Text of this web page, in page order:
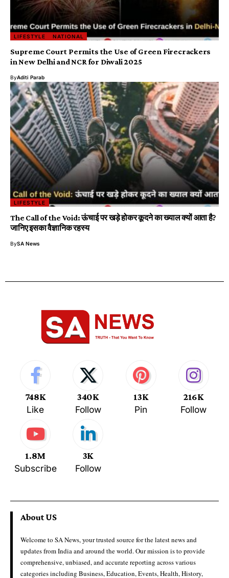
LIFESTYLE NATIONAL
Supreme Court Permits the Use of Green Firecrackers
in New Delhi and NCR for Diwali 2025
ByAditi Parab
LIFESTYLE
The Call of the Void: ऊंचाई पर खड़े होकर कूदने का ख्याल क्यों आता है?
जानिए इसका वैज्ञानिक रहस्य
BySA News
748K
Like
340K
Follow
13K
Pin
216K
Follow
1.8M
Subscribe
3K
Follow
About US
Welcome to SA News, your trusted source for the latest news and
updates from India and around the world. Our mission is to provide
comprehensive, unbiased, and accurate reporting across various
categories including Business, Education, Events, Health, History,